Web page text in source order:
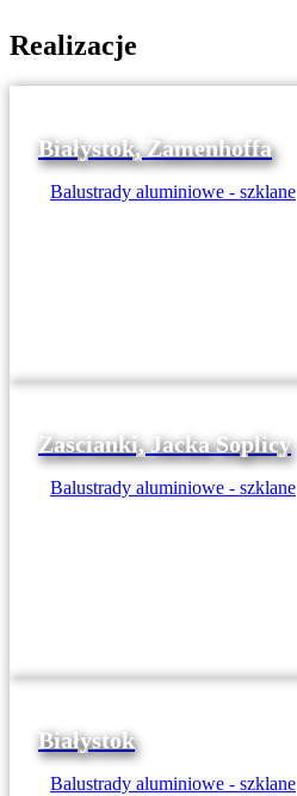
Realizacje
Białystok, Zamenhoffa
Balustrady aluminiowe - szklane
Zaścianki, Jacka Soplicy
Balustrady aluminiowe - szklane
Białystok
Balustrady aluminiowe - szklane